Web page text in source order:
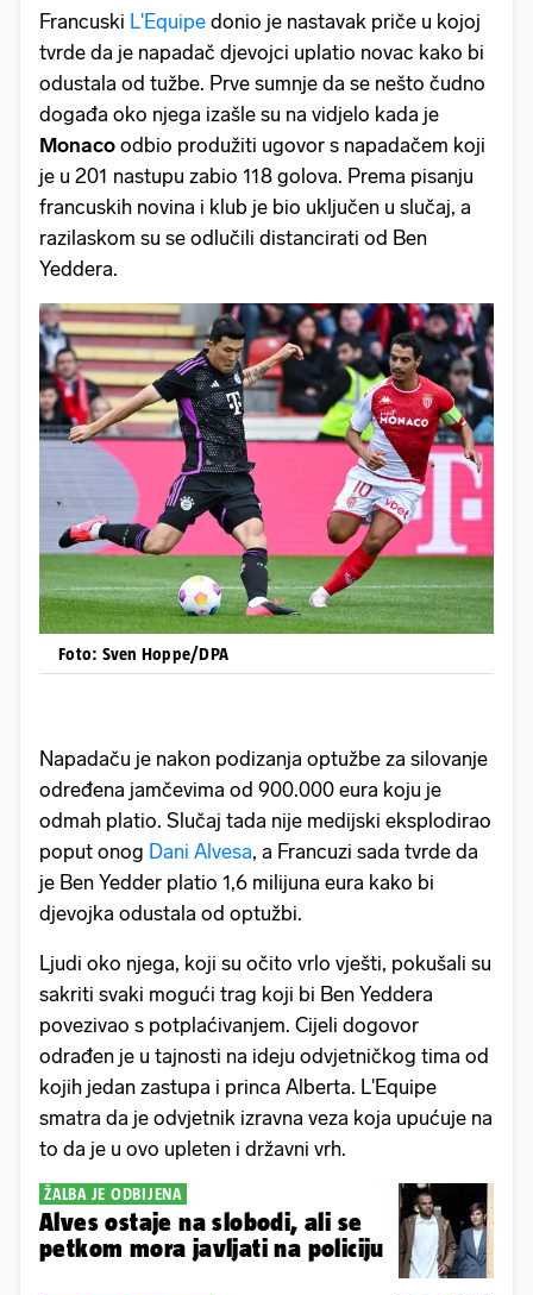
Francuski L'Equipe donio je nastavak priče u kojoj
tvrde da je napadač djevojci uplatio novac kako bi
odustala od tužbe. Prve sumnje da se nešto čudno
događa oko njega izašle su na vidjelo kada je
Monaco odbio produžiti ugovor s napadačem koji
je u 201 nastupu zabio 118 golova. Prema pisanju
francuskih novina i klub je bio uključen u slučaj, a
razilaskom su se odlučili distancirati od Ben
Yeddera.
Foto: Sven Hoppe/DPA
Napadaču je nakon podizanja optužbe za silovanje
određena jamčevima od 900.000 eura koju je
odmah platio. Slučaj tada nije medijski eksplodirao
poput onog Dani Alvesa, a Francuzi sada tvrde da
je Ben Yedder platio 1,6 milijuna eura kako bi
djevojka odustala od optužbi.
Ljudi oko njega, koji su očito vrlo vješti, pokušali su
sakriti svaki mogući trag koji bi Ben Yeddera
povezivao s potplaćivanjem. Cijeli dogovor
odrađen je u tajnosti na ideju odvjetničkog tima od
kojih jedan zastupa i princa Alberta. L'Equipe
smatra da je odvjetnik izravna veza koja upućuje na
to da je u ovo upleten i državni vrh.
ŽALBA JE ODBIJENA
Alves ostaje na slobodi, ali se
petkom mora javljati na policiju